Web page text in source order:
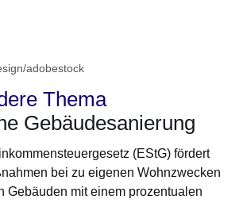
adobestock
Thema
Gebäudesanierung
(EStG) fördert
bei zu eigenen Wohnzwecken
Gebäuden mit einem prozentualen